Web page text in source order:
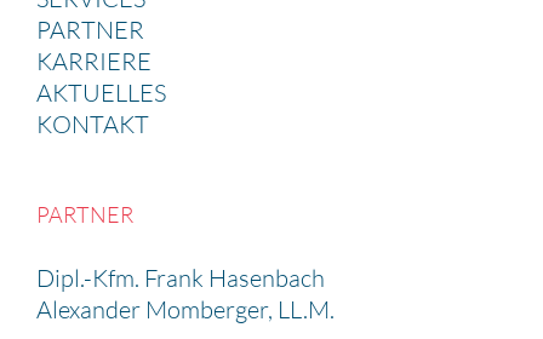
PARTNER
KARRIERE
AKTUELLES
KONTAKT
PARTNER
Dipl.-Kfm. Frank Hasen­bach
Alexander Momberger, LL.M.